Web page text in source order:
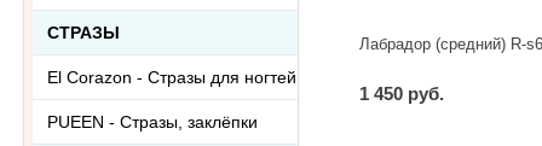
Лабрадор (средний) R-
1 450 руб.
СТРАЗЫ
El Corazon - Стразы для ногтей
PUEEN - Cтразы, заклёпки